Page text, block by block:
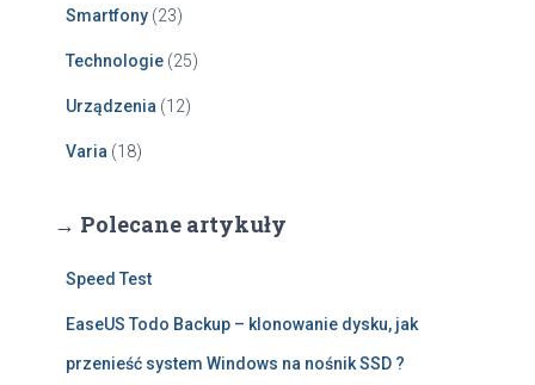
Smartfony (23)
Technologie (25)
Urządzenia (12)
Varia (18)
→ Polecane artykuły
Speed Test
EaseUS Todo Backup – klonowanie dysku, jak
przenieść system Windows na nośnik SSD ?